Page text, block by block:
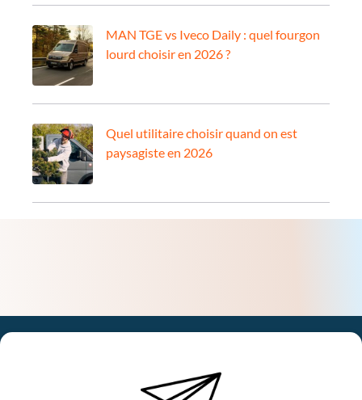
MAN TGE vs Iveco Daily : quel fourgon
lourd choisir en 2026 ?
Quel utilitaire choisir quand on est
paysagiste en 2026